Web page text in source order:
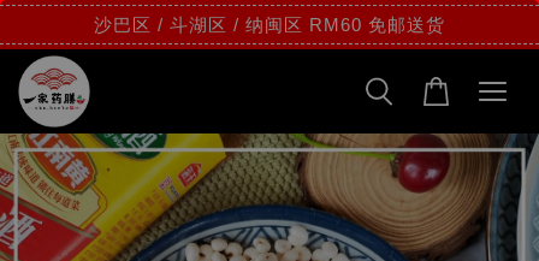
沙巴区 / 斗湖区 / 纳闽区 RM60 免邮送货